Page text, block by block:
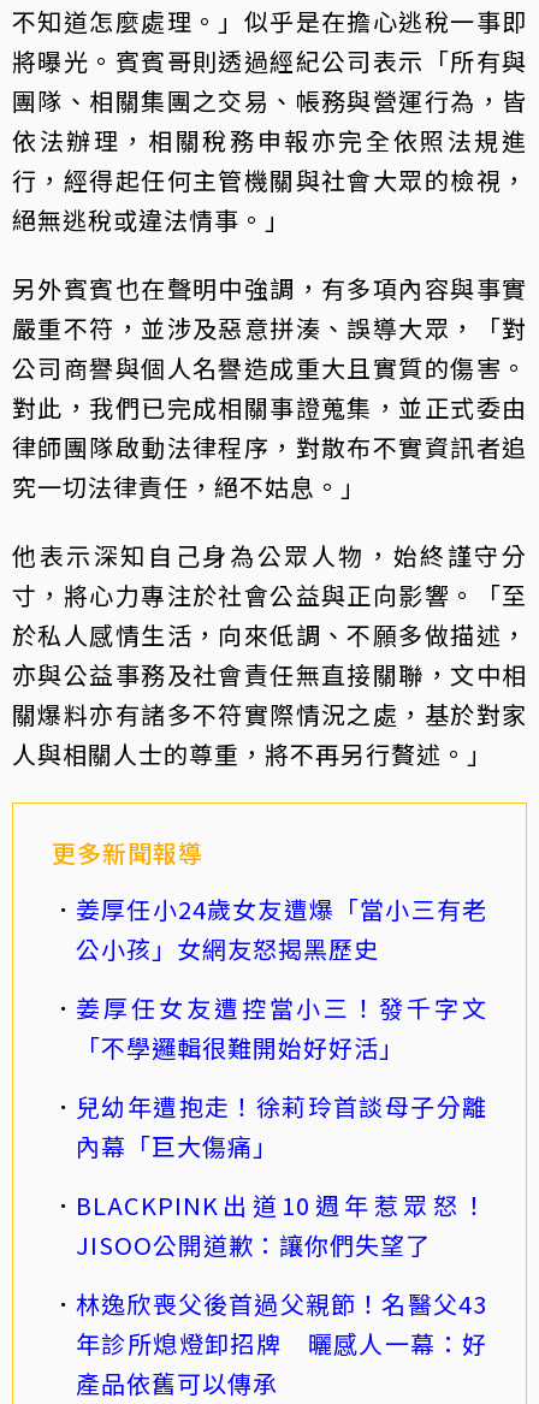
不知道怎麼處理。」似乎是在擔心逃稅一事即
將曝光。賓賓哥則透過經紀公司表示「所有與
團隊、相關集團之交易、帳務與營運行為，皆
依法辦理，相關稅務申報亦完全依照法規進
行，經得起任何主管機關與社會大眾的檢視，
絕無逃稅或違法情事。」
另外賓賓也在聲明中強調，有多項內容與事實
嚴重不符，並涉及惡意拼湊、誤導大眾，「對
公司商譽與個人名譽造成重大且實質的傷害。
對此，我們已完成相關事證蒐集，並正式委由
律師團隊啟動法律程序，對散布不實資訊者追
究一切法律責任，絕不姑息。」
他表示深知自己身為公眾人物，始終謹守分
寸，將心力專注於社會公益與正向影響。「至
於私人感情生活，向來低調、不願多做描述，
亦與公益事務及社會責任無直接關聯，文中相
關爆料亦有諸多不符實際情況之處，基於對家
人與相關人士的尊重，將不再另行贅述。」
更多新聞報導
姜厚任小24歲女友遭爆「當小三有老
公小孩」女網友怒揭黑歷史
姜厚任女友遭控當小三！發千字文
「不學邏輯很難開始好好活」
兒幼年遭抱走！徐莉玲首談母子分離
內幕「巨大傷痛」
BLACKPINK出道10週年惹眾怒！
JISOO公開道歉：讓你們失望了
林逸欣喪父後首過父親節！名醫父43
年診所熄燈卸招牌 曬感人一幕：好
產品依舊可以傳承